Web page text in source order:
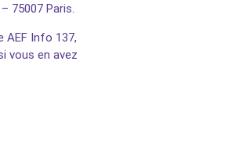
75007 Paris.
AEF Info 137,
vous en avez